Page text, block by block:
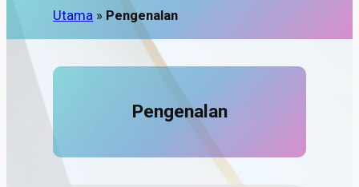
Utama » Pengenalan
Pengenalan